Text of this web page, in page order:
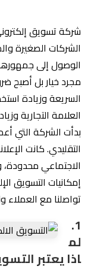
شركة تسويق
الشركات الصغيرة
الوصول إلى
مجرد خيار بل أصبح
السريعة وزيادة
العلامة التجارية
بدأت الشركة التي
التقليدي. كانت
الاجتماعي محدودة،
إمكانيات التسويق
تواصلنا مع العملاء
1.
لم
اذا يعتبر